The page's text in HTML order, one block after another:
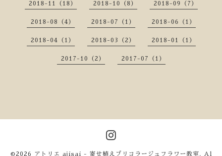
2018-11（18） 2018-10（8） 2018-09（7）
2018-08（4） 2018-07（1） 2018-06（1）
2018-04（1） 2018-03（2） 2018-01（1）
2017-10（2） 2017-07（1）
©2026 アトリエ ajisai - 寄せ植えブリコラージュフラワー教室. Al